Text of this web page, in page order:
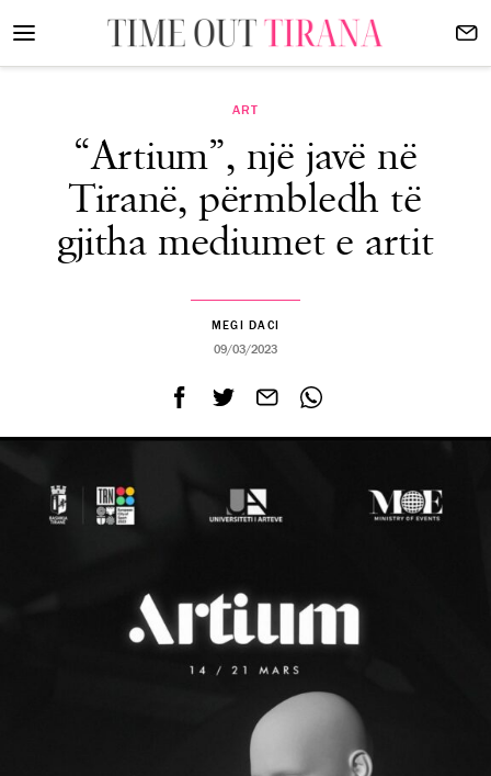
ART
“Artium”, një javë në
Tiranë, përmbledh të
gjitha mediumet e artit
MEGI DACI
09/03/2023